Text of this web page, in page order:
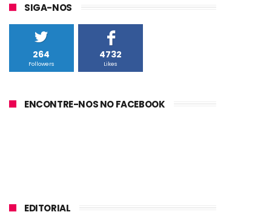
SIGA-NOS
264
Followers
4732
Likes
ENCONTRE-NOS NO FACEBOOK
EDITORIAL